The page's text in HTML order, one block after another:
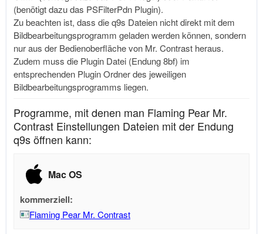
(benötigt dazu das PSFilterPdn Plugin).
Zu beachten ist, dass die q9s Dateien nicht direkt mit dem
Bildbearbeitungsprogramm geladen werden können, sondern
nur aus der Bedienoberfläche von Mr. Contrast heraus.
Zudem muss die Plugin Datei (Endung 8bf) im
entsprechenden Plugin Ordner des jeweiligen
Bildbearbeitungsprogramms liegen.
Programme, mit denen man Flaming Pear Mr.
Contrast Einstellungen Dateien mit der Endung
q9s öffnen kann:
Mac OS
kommerziell:
Flaming Pear Mr. Contrast